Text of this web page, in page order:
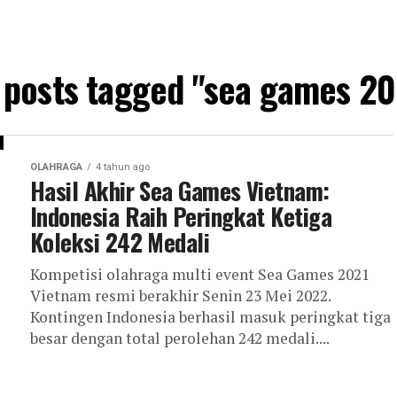
tagged "sea games
OLAHRAGA 4 tahun ago
Hasil Akhir Sea Games Vietnam:
Indonesia Raih Peringkat Ketiga
Koleksi 242 Medali
Kompetisi olahraga multi event Sea Games 2021
Vietnam resmi berakhir Senin 23 Mei 2022.
Kontingen Indonesia berhasil masuk peringkat tiga
besar dengan total perolehan 242 medali....